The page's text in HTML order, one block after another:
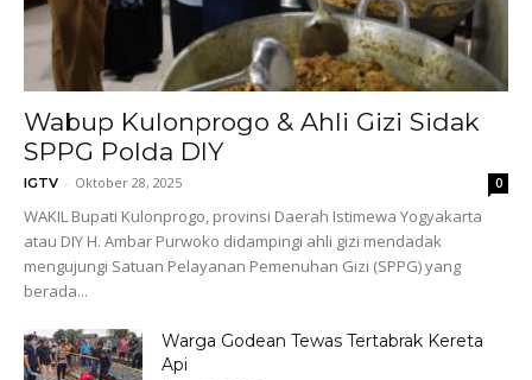
Wabup Kulonprogo & Ahli Gizi Sidak
SPPG Polda DIY
IGTV - Oktober 28, 2025 0
WAKIL Bupati Kulonprogo, provinsi Daerah Istimewa Yogyakarta
atau DIY H. Ambar Purwoko didampingi ahli gizi mendadak
mengujungi Satuan Pelayanan Pemenuhan Gizi (SPPG) yang
berada...
Warga Godean Tewas Tertabrak Kereta
Api